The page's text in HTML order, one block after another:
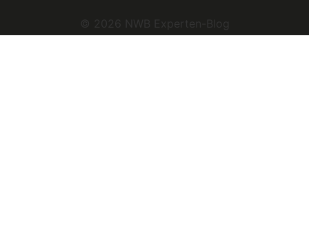
© 2026 NWB Experten-Blog